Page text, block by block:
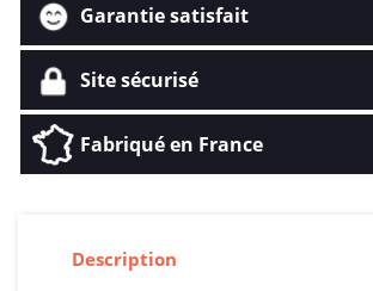
Garantie satisfait
Site sécurisé
Fabriqué en France
Description